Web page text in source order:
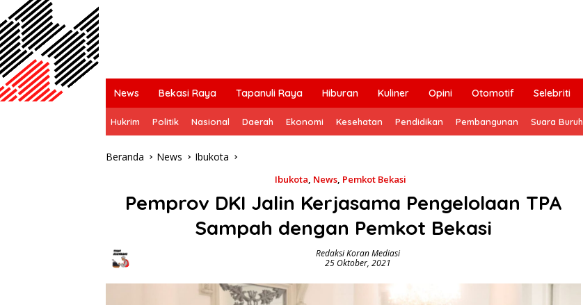
News Bekasi Raya Tapanuli Raya Hiburan Kuliner Opini Otomotif Selebriti
Hukrim Politik Nasional Daerah Ekonomi Kesehatan Pendidikan Pembangunan Suara Buruh
Beranda News Ibukota
Ibukota, News, Pemkot Bekasi
Pemprov DKI Jalin Kerjasama Pengelolaan TPA
Sampah dengan Pemkot Bekasi
Redaksi Koran Mediasi
25 Oktober, 2021